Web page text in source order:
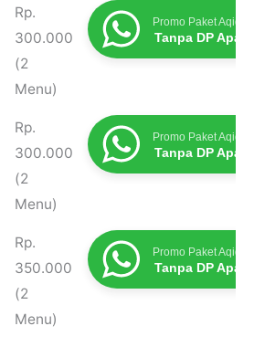
Rp.
300.000
(2
Menu)
Promo Paket Aqiqah
Tanpa DP
Rp.
300.000
(2
Menu)
Promo Paket Aqiqah
Tanpa DP
Rp.
350.000
(2
Menu)
Promo Paket Aqiqah
Tanpa DP